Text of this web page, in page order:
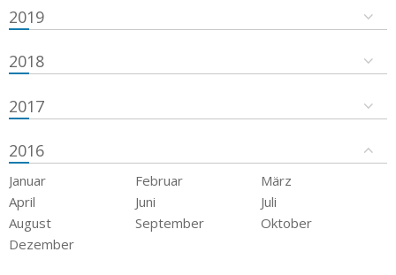
2019
2018
2017
2016
Januar Februar
März
April
Juni
Juli
August
September
Oktober
Dezember